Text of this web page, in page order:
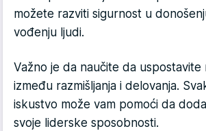
možete razviti sigurnost u
vođenju ljudi.
Važno je da naučite da
između razmišljanja i delovanja.
iskustvo može vam pomoći da
svoje liderske sposobnosti.